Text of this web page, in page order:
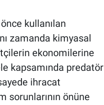
kullanılan
zamanda kimyasal
ekonomilerine
kapsamında predatör
ihracat
sorunlarının önüne